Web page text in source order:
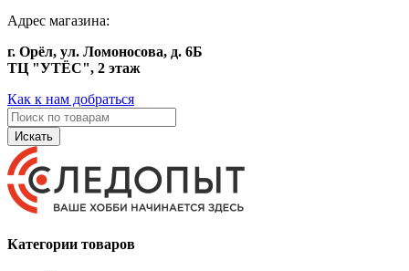
Адрес магазина:
г. Орёл, ул. Ломоносова, д. 6Б
ТЦ "УТЁС", 2 этаж
Как к нам добраться
Искать
Категории товаров